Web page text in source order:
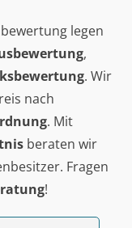
legen
,
. Wir
nach
. Mit
beraten wir
Fragen
!